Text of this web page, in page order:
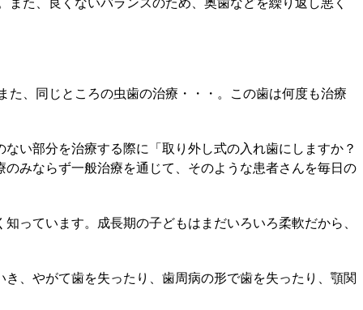
、同じところの虫歯の治療・・・。この歯は何度も治療
い部分を治療する際に「取り外し式の入れ歯にしますか？
みならず一般治療を通じて、そのような患者さんを毎日の
っています。成長期の子どもはまだいろいろ柔軟だから、
、やがて歯を失ったり、歯周病の形で歯を失ったり、顎関